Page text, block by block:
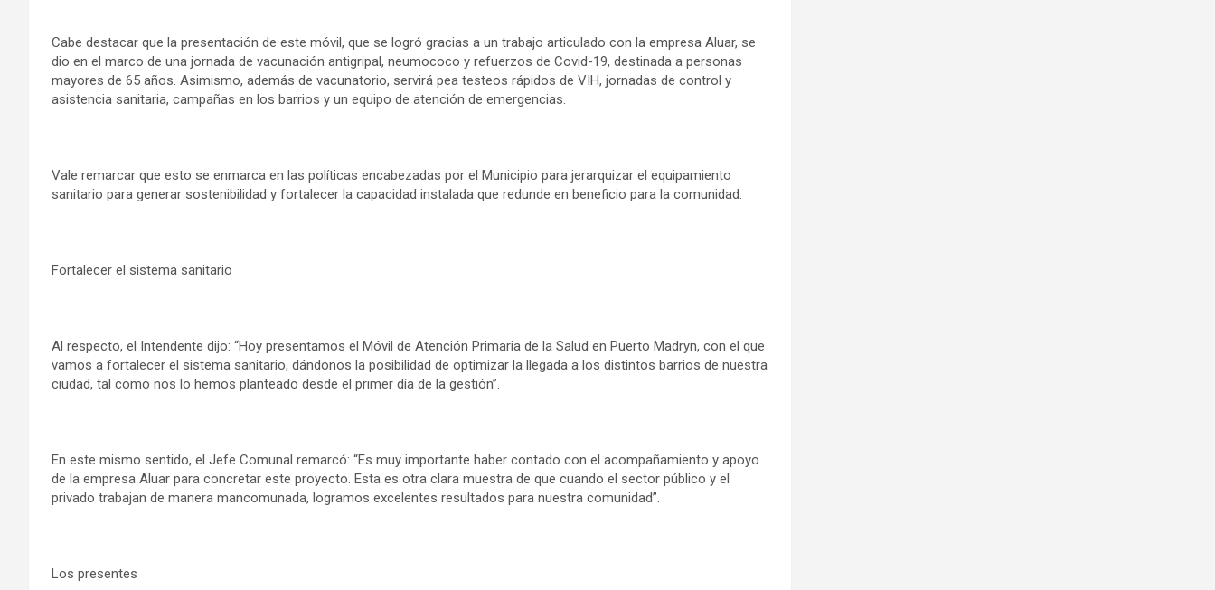
Cabe destacar que la presentación de este móvil, que se logró gracias a un trabajo articulado con la empresa Aluar, se
dio en el marco de una jornada de vacunación antigripal, neumococo y refuerzos de Covid-19, destinada a personas
mayores de 65 años. Asimismo, además de vacunatorio, servirá pea testeos rápidos de VIH, jornadas de control y
asistencia sanitaria, campañas en los barrios y un equipo de atención de emergencias.
Vale remarcar que esto se enmarca en las políticas encabezadas por el Municipio para jerarquizar el equipamiento
sanitario para generar sostenibilidad y fortalecer la capacidad instalada que redunde en beneficio para la comunidad.
Fortalecer el sistema sanitario
Al respecto, el Intendente dijo: “Hoy presentamos el Móvil de Atención Primaria de la Salud en Puerto Madryn, con el que
vamos a fortalecer el sistema sanitario, dándonos la posibilidad de optimizar la llegada a los distintos barrios de nuestra
ciudad, tal como nos lo hemos planteado desde el primer día de la gestión”.
En este mismo sentido, el Jefe Comunal remarcó: “Es muy importante haber contado con el acompañamiento y apoyo
de la empresa Aluar para concretar este proyecto. Esta es otra clara muestra de que cuando el sector público y el
privado trabajan de manera mancomunada, logramos excelentes resultados para nuestra comunidad”.
Los presentes